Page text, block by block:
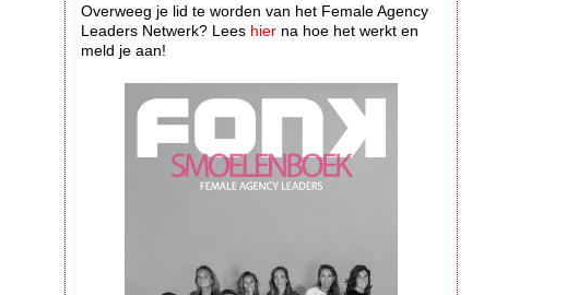
Overweeg je lid te worden van het Female Agency
Leaders Netwerk? Lees hier na hoe het werkt en
meld je aan!